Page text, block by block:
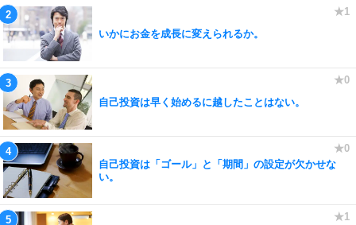
いかにお金を成長に変えられるか。
自己投資は早く始めるに越したことはない。
自己投資は「ゴール」と「期間」の設定が欠かせな
い。